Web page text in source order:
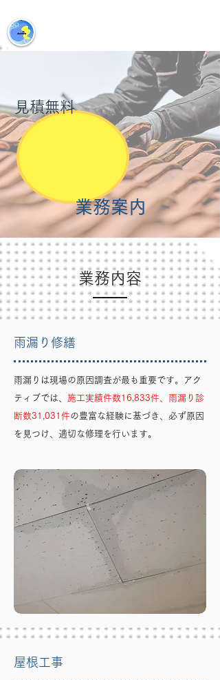
見積無料
​業務案内
業務内容
雨漏り修繕
雨漏りは現場の原因調査が最も重要です。アク
ティブでは、 施工実績件数16,833件、雨漏り診
断数31,031件の豊富な経験に基づき、必ず原因
を見つけ、適切な修理を行います。
屋根工事